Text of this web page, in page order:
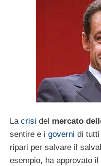
La crisi del mercato
sentire e i governi di
ripari per salvare il
esempio, ha approvato il